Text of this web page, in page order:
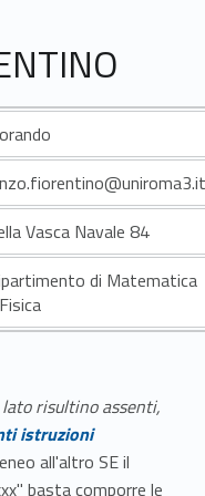
Vasca Navale 84
di Matematica
risultino assenti,
istruzioni
all'altro SE il
basta comporre le